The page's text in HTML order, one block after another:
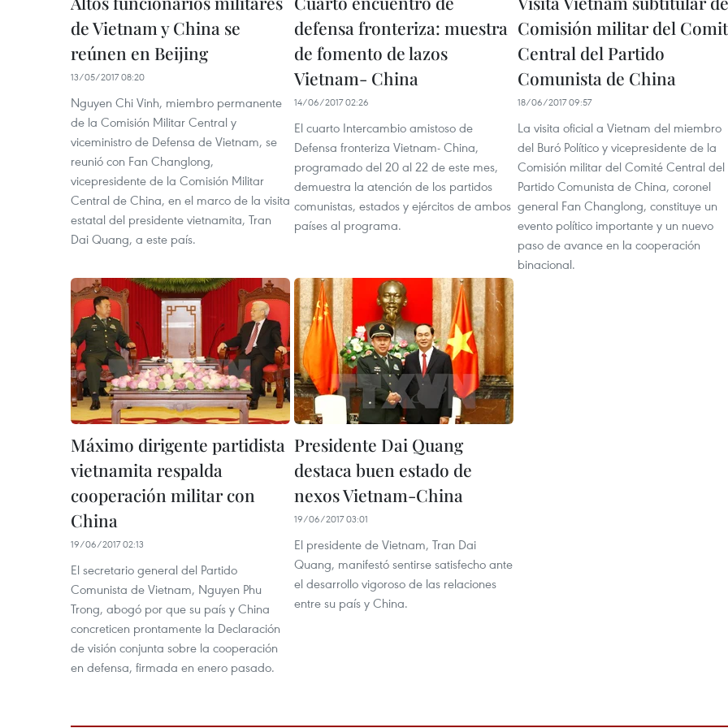
de Vietnam y China se
reúnen en Beijing
13/05/2017 08:20
Nguyen Chi Vinh, miembro permanente
de la Comisión Militar Central y
viceministro de Defensa de Vietnam, se
reunió con Fan Changlong,
vicepresidente de la Comisión Militar
Central de China, en el marco de la visita
estatal del presidente vietnamita, Tran
Dai Quang, a este país.
defensa fronteriza: muestra
de fomento de lazos
Vietnam- China
14/06/2017 02:26
El cuarto Intercambio amistoso de
Defensa fronteriza Vietnam- China,
programado del 20 al 22 de este mes,
demuestra la atención de los partidos
comunistas, estados y ejércitos de ambos
países al programa.
Comisión militar del
Central del Partido
Comunista de China
18/06/2017 09:57
La visita oficial a Vietnam del miembro
del Buró Político y vicepresidente de la
Comisión militar del Comité Central del
Partido Comunista de China, coronel
general Fan Changlong, constituye un
evento político importante y un nuevo
paso de avance en la cooperación
binacional.
Máximo dirigente partidista
vietnamita respalda
cooperación militar con
China
19/06/2017 02:13
El secretario general del Partido
Comunista de Vietnam, Nguyen Phu
Trong, abogó por que su país y China
concreticen prontamente la Declaración
de visión conjunta sobre la cooperación
en defensa, firmada en enero pasado.
Presidente Dai Quang
destaca buen estado de
nexos Vietnam-China
19/06/2017 03:01
El presidente de Vietnam, Tran Dai
Quang, manifestó sentirse satisfecho ante
el desarrollo vigoroso de las relaciones
entre su país y China.